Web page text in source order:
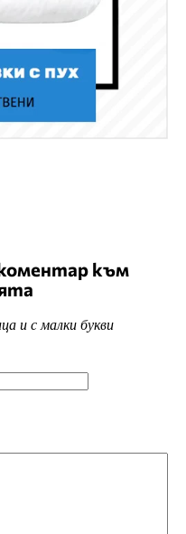
към
и с малки букви